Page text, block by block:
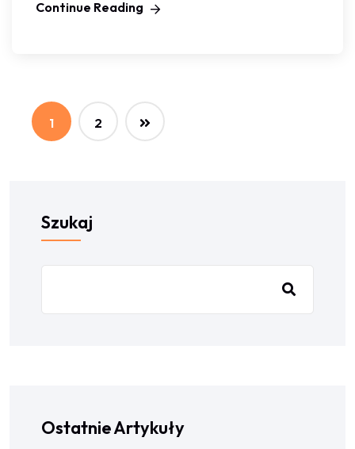
Continue Reading
1 2
Szukaj
Ostatnie Artykuły